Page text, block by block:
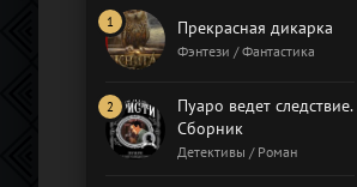
Прекрасная дикарка
Фэнтези / Фантастика
Пуаро ведет следствие.
Сборник
Детективы / Роман